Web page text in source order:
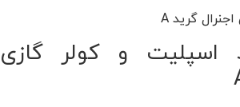
اسپلیت و کولر گازی